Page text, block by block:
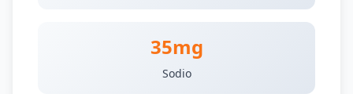
35mg
Sodio